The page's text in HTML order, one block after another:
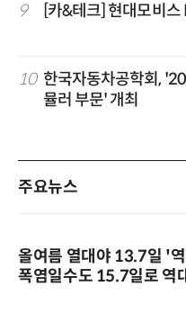
9 [카&테크] 현대모비
10 한국자동차공학회,
뮬러 부문' 개최
주요뉴스
올여름 열대야 13.7일 '
폭염일수도 15.7일로 역